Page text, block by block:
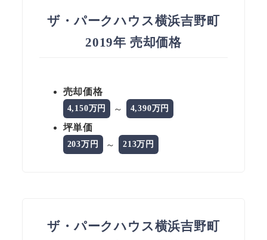
ザ・パークハウス横浜吉野町
2019年 売却価格
売却価格
4,150万円 ～ 4,390万円
坪単価
203万円 ～ 213万円
ザ・パークハウス横浜吉野町